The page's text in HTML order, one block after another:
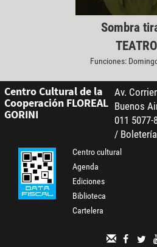
Sombra
TEATRO
Funciones:
Centro Cultural de la
Cooperación FLOREAL
GORINI
Av.
Buenos
011 5077-
/
Centro cultural
Agenda
Ediciones
Biblioteca
Cartelera